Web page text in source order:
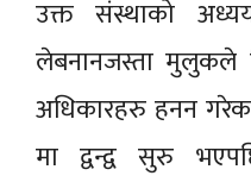
उक्त संस्थाको
लेबनानजस्ता मुलुकले
अधिकारहरु हनन
मा द्वन्द्व सुरु